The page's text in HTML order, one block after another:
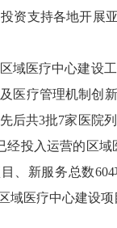
支持各地开展
医疗中心建设
医疗管理机制创
后共3批7家医院
投入运营的区
、新服务总数
医疗中心建设